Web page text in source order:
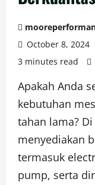
October 8, 2024
3 minutes read
Apakah Anda
kebutuhan
tahan lama?
menyediakan
termasuk
pump, serta